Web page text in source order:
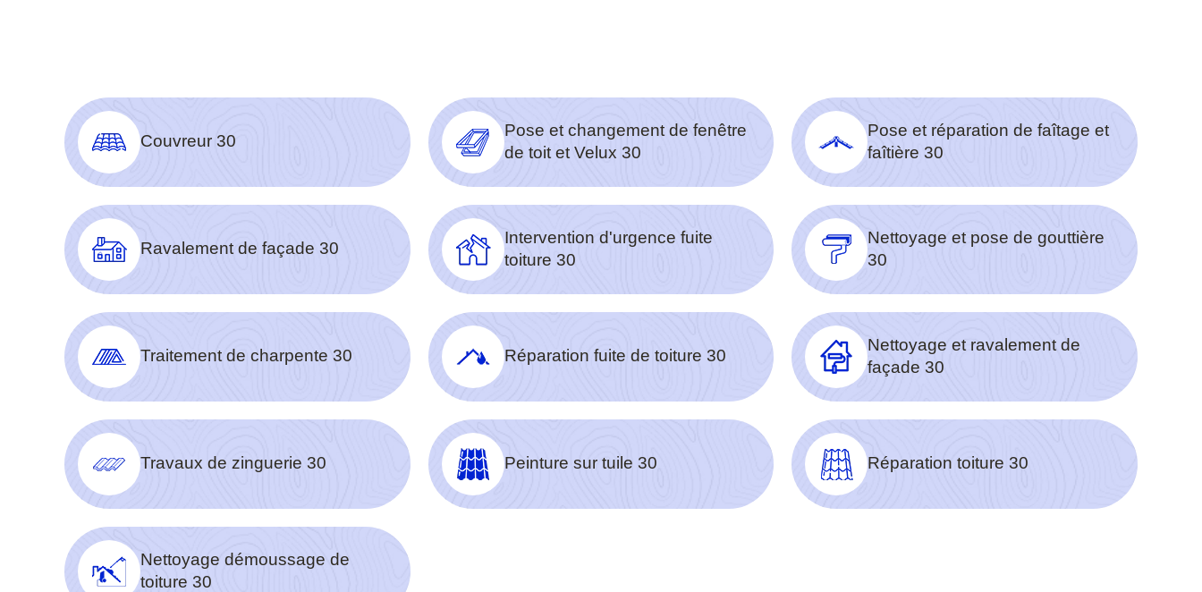
Couvreur 30
Pose et changement de fenêtre
de toit et Velux 30
Pose et réparation de faîtage et
faîtière 30
Ravalement de façade 30
Intervention d'urgence fuite
toiture 30
Nettoyage et pose de gouttière
30
Traitement de charpente 30 Réparation fuite de toiture 30
Nettoyage et ravalement de
façade 30
Travaux de zinguerie 30 Peinture sur tuile 30 Réparation toiture 30
Nettoyage démoussage de
toiture 30